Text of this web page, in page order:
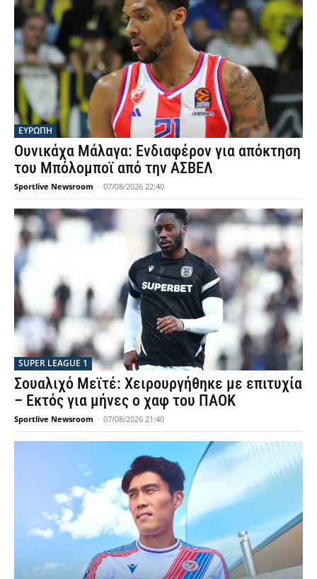
ΕΥΡΩΠΗ
Ουνικάχα Μάλαγα: Ενδιαφέρον για απόκτηση
του Μπόλομποϊ από την ΑΣΒΕΛ
Sportlive Newsroom - 07/08/2026 22:40
SUPER LEAGUE 1
Σουαλιχό Μεϊτέ: Χειρουργήθηκε με επιτυχία
– Εκτός για μήνες ο χαφ του ΠΑΟΚ
Sportlive Newsroom - 07/08/2026 21:40